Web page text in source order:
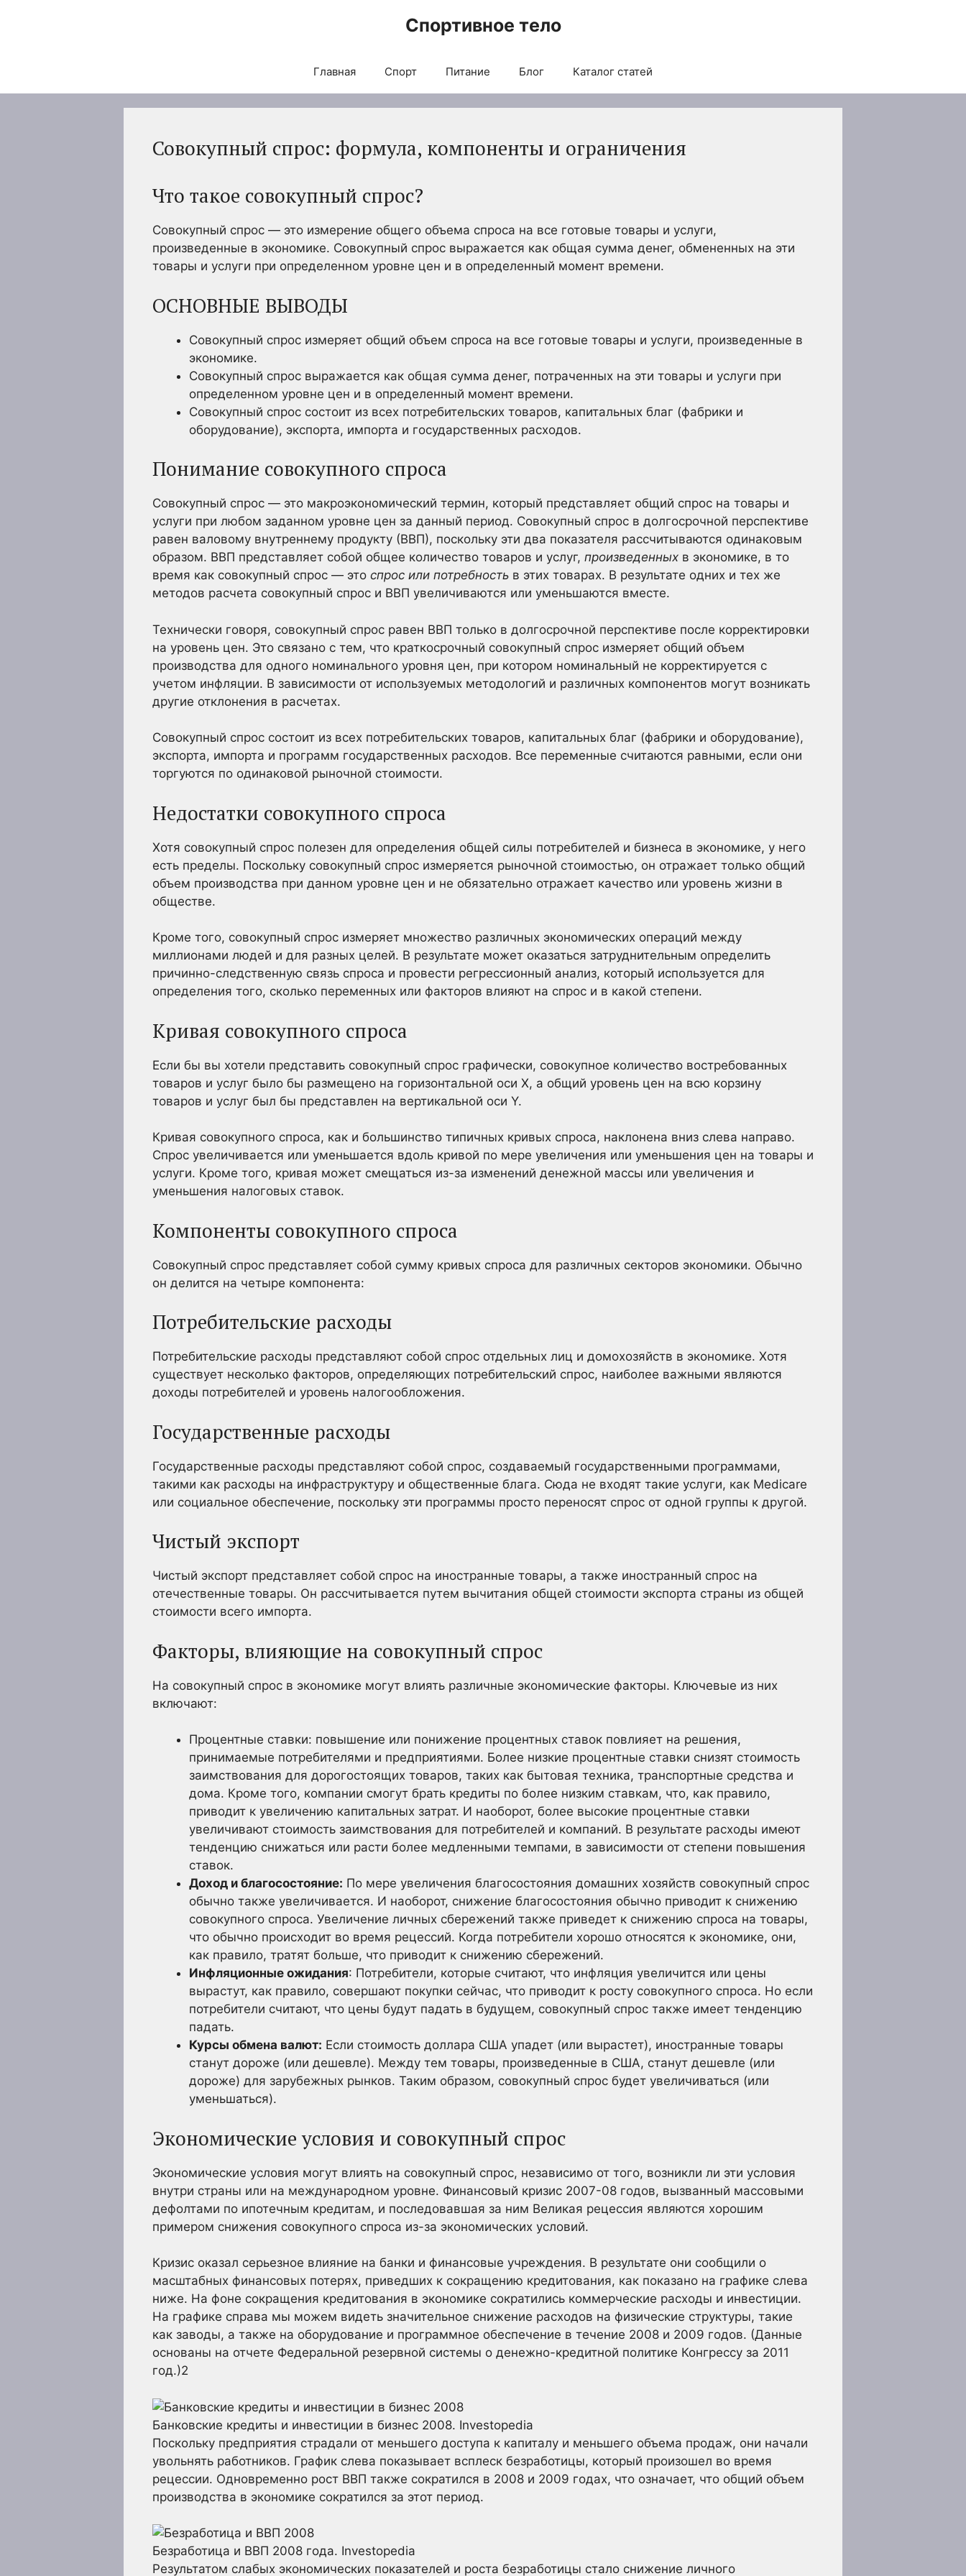
Спортивное тело
Главная Спорт Питание Блог Каталог статей
Совокупный спрос: формула, компоненты и ограничения
Что такое совокупный спрос?
Совокупный спрос — это измерение общего объема спроса на все готовые товары и услуги,
произведенные в экономике. Совокупный спрос выражается как общая сумма денег, обмененных на эти
товары и услуги при определенном уровне цен и в определенный момент времени.
ОСНОВНЫЕ ВЫВОДЫ
Совокупный спрос измеряет общий объем спроса на все готовые товары и услуги, произведенные в
экономике.
Совокупный спрос выражается как общая сумма денег, потраченных на эти товары и услуги при
определенном уровне цен и в определенный момент времени.
Совокупный спрос состоит из всех потребительских товаров, капитальных благ (фабрики и
оборудование), экспорта, импорта и государственных расходов.
Понимание совокупного спроса
Совокупный спрос — это макроэкономический термин, который представляет общий спрос на товары и
услуги при любом заданном уровне цен за данный период. Совокупный спрос в долгосрочной перспективе
равен валовому внутреннему продукту (ВВП), поскольку эти два показателя рассчитываются одинаковым
образом. ВВП представляет собой общее количество товаров и услуг, произведенных в экономике, в то
время как совокупный спрос — это спрос или потребность в этих товарах. В результате одних и тех же
методов расчета совокупный спрос и ВВП увеличиваются или уменьшаются вместе.
Технически говоря, совокупный спрос равен ВВП только в долгосрочной перспективе после корректировки
на уровень цен. Это связано с тем, что краткосрочный совокупный спрос измеряет общий объем
производства для одного номинального уровня цен, при котором номинальный не корректируется с
учетом инфляции. В зависимости от используемых методологий и различных компонентов могут возникать
другие отклонения в расчетах.
Совокупный спрос состоит из всех потребительских товаров, капитальных благ (фабрики и оборудование),
экспорта, импорта и программ государственных расходов. Все переменные считаются равными, если они
торгуются по одинаковой рыночной стоимости.
Недостатки совокупного спроса
Хотя совокупный спрос полезен для определения общей силы потребителей и бизнеса в экономике, у него
есть пределы. Поскольку совокупный спрос измеряется рыночной стоимостью, он отражает только общий
объем производства при данном уровне цен и не обязательно отражает качество или уровень жизни в
обществе.
Кроме того, совокупный спрос измеряет множество различных экономических операций между
миллионами людей и для разных целей. В результате может оказаться затруднительным определить
причинно-следственную связь спроса и провести регрессионный анализ, который используется для
определения того, сколько переменных или факторов влияют на спрос и в какой степени.
Кривая совокупного спроса
Если бы вы хотели представить совокупный спрос графически, совокупное количество востребованных
товаров и услуг было бы размещено на горизонтальной оси X, а общий уровень цен на всю корзину
товаров и услуг был бы представлен на вертикальной оси Y.
Кривая совокупного спроса, как и большинство типичных кривых спроса, наклонена вниз слева направо.
Спрос увеличивается или уменьшается вдоль кривой по мере увеличения или уменьшения цен на товары и
услуги. Кроме того, кривая может смещаться из-за изменений денежной массы или увеличения и
уменьшения налоговых ставок.
Компоненты совокупного спроса
Совокупный спрос представляет собой сумму кривых спроса для различных секторов экономики. Обычно
он делится на четыре компонента:
Потребительские расходы
Потребительские расходы представляют собой спрос отдельных лиц и домохозяйств в экономике. Хотя
существует несколько факторов, определяющих потребительский спрос, наиболее важными являются
доходы потребителей и уровень налогообложения.
Государственные расходы
Государственные расходы представляют собой спрос, создаваемый государственными программами,
такими как расходы на инфраструктуру и общественные блага. Сюда не входят такие услуги, как Medicare
или социальное обеспечение, поскольку эти программы просто переносят спрос от одной группы к другой.
Чистый экспорт
Чистый экспорт представляет собой спрос на иностранные товары, а также иностранный спрос на
отечественные товары. Он рассчитывается путем вычитания общей стоимости экспорта страны из общей
стоимости всего импорта.
Факторы, влияющие на совокупный спрос
На совокупный спрос в экономике могут влиять различные экономические факторы. Ключевые из них
включают:
Процентные ставки: повышение или понижение процентных ставок повлияет на решения,
принимаемые потребителями и предприятиями. Более низкие процентные ставки снизят стоимость
заимствования для дорогостоящих товаров, таких как бытовая техника, транспортные средства и
дома. Кроме того, компании смогут брать кредиты по более низким ставкам, что, как правило,
приводит к увеличению капитальных затрат. И наоборот, более высокие процентные ставки
увеличивают стоимость заимствования для потребителей и компаний. В результате расходы имеют
тенденцию снижаться или расти более медленными темпами, в зависимости от степени повышения
ставок.
Доход и благосостояние: По мере увеличения благосостояния домашних хозяйств совокупный спрос
обычно также увеличивается. И наоборот, снижение благосостояния обычно приводит к снижению
совокупного спроса. Увеличение личных сбережений также приведет к снижению спроса на товары,
что обычно происходит во время рецессий. Когда потребители хорошо относятся к экономике, они,
как правило, тратят больше, что приводит к снижению сбережений.
Инфляционные ожидания: Потребители, которые считают, что инфляция увеличится или цены
вырастут, как правило, совершают покупки сейчас, что приводит к росту совокупного спроса. Но если
потребители считают, что цены будут падать в будущем, совокупный спрос также имеет тенденцию
падать.
Курсы обмена валют: Если стоимость доллара США упадет (или вырастет), иностранные товары
станут дороже (или дешевле). Между тем товары, произведенные в США, станут дешевле (или
дороже) для зарубежных рынков. Таким образом, совокупный спрос будет увеличиваться (или
уменьшаться).
Экономические условия и совокупный спрос
Экономические условия могут влиять на совокупный спрос, независимо от того, возникли ли эти условия
внутри страны или на международном уровне. Финансовый кризис 2007-08 годов, вызванный массовыми
дефолтами по ипотечным кредитам, и последовавшая за ним Великая рецессия являются хорошим
примером снижения совокупного спроса из-за экономических условий.
Кризис оказал серьезное влияние на банки и финансовые учреждения. В результате они сообщили о
масштабных финансовых потерях, приведших к сокращению кредитования, как показано на графике слева
ниже. На фоне сокращения кредитования в экономике сократились коммерческие расходы и инвестиции.
На графике справа мы можем видеть значительное снижение расходов на физические структуры, такие
как заводы, а также на оборудование и программное обеспечение в течение 2008 и 2009 годов. (Данные
основаны на отчете Федеральной резервной системы о денежно-кредитной политике Конгрессу за 2011
год.)2
Банковские кредиты и инвестиции в бизнес 2008. Investopedia
Поскольку предприятия страдали от меньшего доступа к капиталу и меньшего объема продаж, они начали
увольнять работников. График слева показывает всплеск безработицы, который произошел во время
рецессии. Одновременно рост ВВП также сократился в 2008 и 2009 годах, что означает, что общий объем
производства в экономике сократился за этот период.
Безработица и ВВП 2008 года. Investopedia
Результатом слабых экономических показателей и роста безработицы стало снижение личного